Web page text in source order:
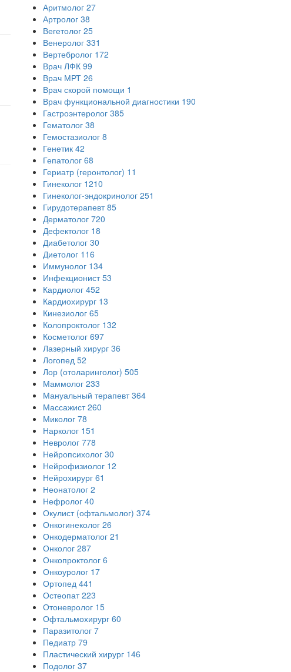
Аритмолог 27
Артролог 38
Вегетолог 25
Венеролог 331
Вертебролог 172
Врач ЛФК 99
Врач МРТ 26
Врач скорой помощи 1
Врач функциональной диагностики 190
Гастроэнтеролог 385
Гематолог 38
Гемостазиолог 8
Генетик 42
Гепатолог 68
Гериатр (геронтолог) 11
Гинеколог 1210
Гинеколог-эндокринолог 251
Гирудотерапевт 85
Дерматолог 720
Дефектолог 18
Диабетолог 30
Диетолог 116
Иммунолог 134
Инфекционист 53
Кардиолог 452
Кардиохирург 13
Кинезиолог 65
Колопроктолог 132
Косметолог 697
Лазерный хирург 36
Логопед 52
Лор (отоларинголог) 505
Маммолог 233
Мануальный терапевт 364
Массажист 260
Миколог 78
Нарколог 151
Невролог 778
Нейропсихолог 30
Нейрофизиолог 12
Нейрохирург 61
Неонатолог 2
Нефролог 40
Окулист (офтальмолог) 374
Онкогинеколог 26
Онкодерматолог 21
Онколог 287
Онкопроктолог 6
Онкоуролог 17
Ортопед 441
Остеопат 223
Отоневролог 15
Офтальмохирург 60
Паразитолог 7
Педиатр 79
Пластический хирург 146
Подолог 37